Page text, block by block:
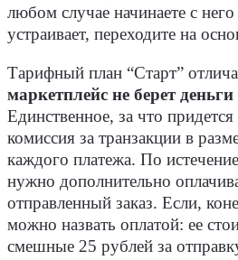
любом случае начинаете с него
устраивает, переходите на
Тарифный план “Старт”
маркетплейс не берет
Единственное, за что придется
комиссия за транзакции в
каждого платежа. По
нужно дополнительно
отправленный заказ. Если,
можно назвать оплатой: ее
смешные 25 рублей за